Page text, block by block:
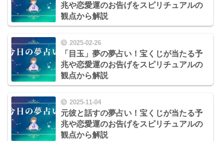
兆や恋愛運のお告げをスピリチュアルの
観点から解説
2025-02-26
「目玉」夢の夢占い！宝くじが当たる予
兆や恋愛運のお告げをスピリチュアルの
観点から解説
2025-11-04
元彼と話すの夢占い！宝くじが当たる予
兆や恋愛運のお告げをスピリチュアルの
観点から解説